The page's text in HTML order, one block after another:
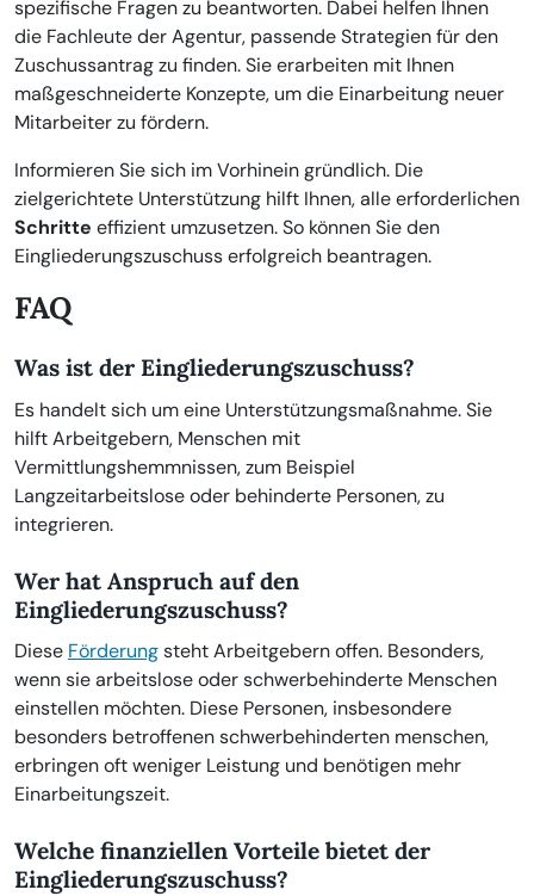
spezifische Fragen zu beantworten. Dabei helfen Ihnen
die Fachleute der Agentur, passende Strategien für den
Zuschussantrag zu finden. Sie erarbeiten mit Ihnen
maßgeschneiderte Konzepte, um die Einarbeitung neuer
Mitarbeiter zu fördern.
Informieren Sie sich im Vorhinein gründlich. Die
zielgerichtete Unterstützung hilft Ihnen, alle erforderlichen
Schritte effizient umzusetzen. So können Sie den
Eingliederungszuschuss erfolgreich beantragen.
FAQ
Was ist der Eingliederungszuschuss?
Es handelt sich um eine Unterstützungsmaßnahme. Sie
hilft Arbeitgebern, Menschen mit
Vermittlungshemmnissen, zum Beispiel
Langzeitarbeitslose oder behinderte Personen, zu
integrieren.
Wer hat Anspruch auf den
Eingliederungszuschuss?
Diese Förderungsteht Arbeitgebern offen. Besonders,
wenn sie arbeitslose oder schwerbehinderte Menschen
einstellen möchten. Diese Personen, insbesondere
besonders betroffenen schwerbehinderten menschen,
erbringen oft weniger Leistung und benötigen mehr
Einarbeitungszeit.
Welche finanziellen Vorteile bietet der
Eingliederungszuschuss?